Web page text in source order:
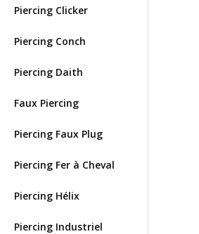
Piercing Clicker
Piercing Conch
Piercing Daith
Faux Piercing
Piercing Faux Plug
Piercing Fer à Cheval
Piercing Hélix
Piercing Industriel